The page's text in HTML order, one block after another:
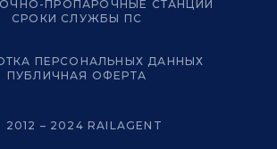
ПРОПАРОЧНЫЕ СТАНЦИИ
СРОКИ СЛУЖБЫ ПС
ПЕРСОНАЛЬНЫХ ДАННЫХ
ПУБЛИЧНАЯ ОФЕРТА
2012 – 2024 RAILAGENT